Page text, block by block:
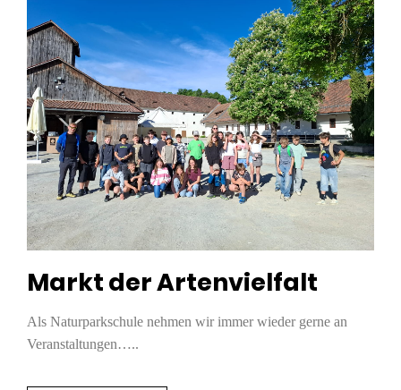
Markt der Artenvielfalt
Als Naturparkschule nehmen wir immer wieder gerne an
Veranstaltungen…..